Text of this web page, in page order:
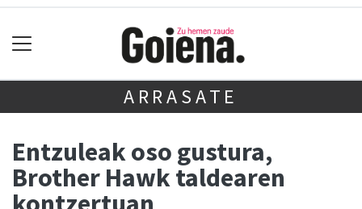
ARRASATE
Entzuleak oso gustura,
Brother Hawk taldearen